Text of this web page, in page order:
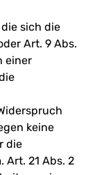
sich die
Art. 9 Abs.
einer
keine
die
Art. 21 Abs. 2